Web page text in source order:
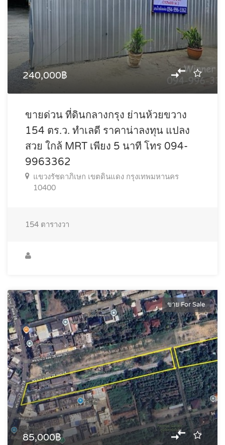
240,000฿
ขายด่วน ที่ดินกลางกรุง ย่านห้วยขวาง
154 ตร.ว. ทำเลดี ราคาน่าลงทุน แปลง
สวย ใกล้ MRT เพียง 5 นาที โทร 094-
9963362
แขวงรัชดาภิเษก เขตดินแดง กรุงเทพมหานคร
10400
154 ตารางวา
ขาย For Sale
85,000฿